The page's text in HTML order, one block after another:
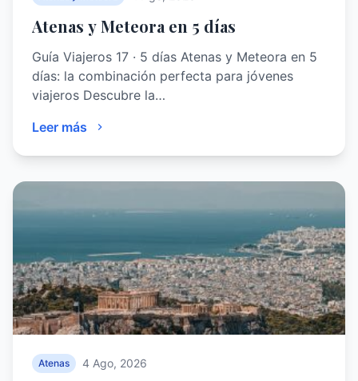
Atenas y Meteora en 5 días
Guía Viajeros 17 · 5 días Atenas y Meteora en 5
días: la combinación perfecta para jóvenes
viajeros Descubre la…
Leer más
Atenas 4 Ago, 2026